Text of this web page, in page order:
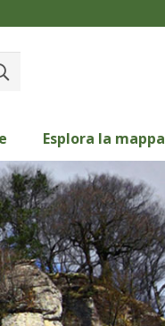
Esplora la mappa